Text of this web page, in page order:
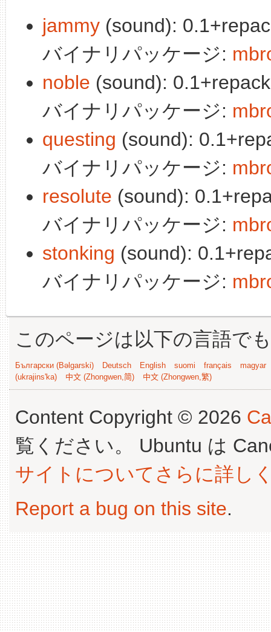
jammy (sound):
バイナリパッケージ:
noble (sound):
バイナリパッケージ:
questing (sound):
バイナリパッケージ:
resolute (sound):
バイナリパッケージ:
stonking (sound):
バイナリパッケージ:
このページは以下の言語で
Български (Bəlgarski) Deutsch English suomi français
magyar
(ukrajins'ka)
中文 (Zhongwen,简) 中文 (Zhongwen,繁)
Content Copyright © 2026
覧ください。 Ubuntu は
サイトについてさらに詳し
Report a bug on this site.